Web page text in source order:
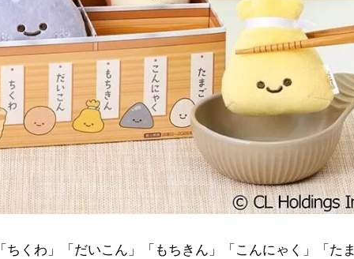
くわ」「だいこん」「もちきん」「こんにゃく」「たま